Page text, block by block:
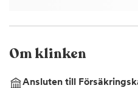
Om klinken
Ansluten till